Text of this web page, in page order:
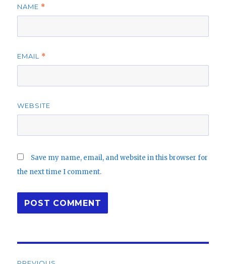
NAME *
EMAIL *
WEBSITE
Save my name, email, and website in this browser for
the next time I comment.